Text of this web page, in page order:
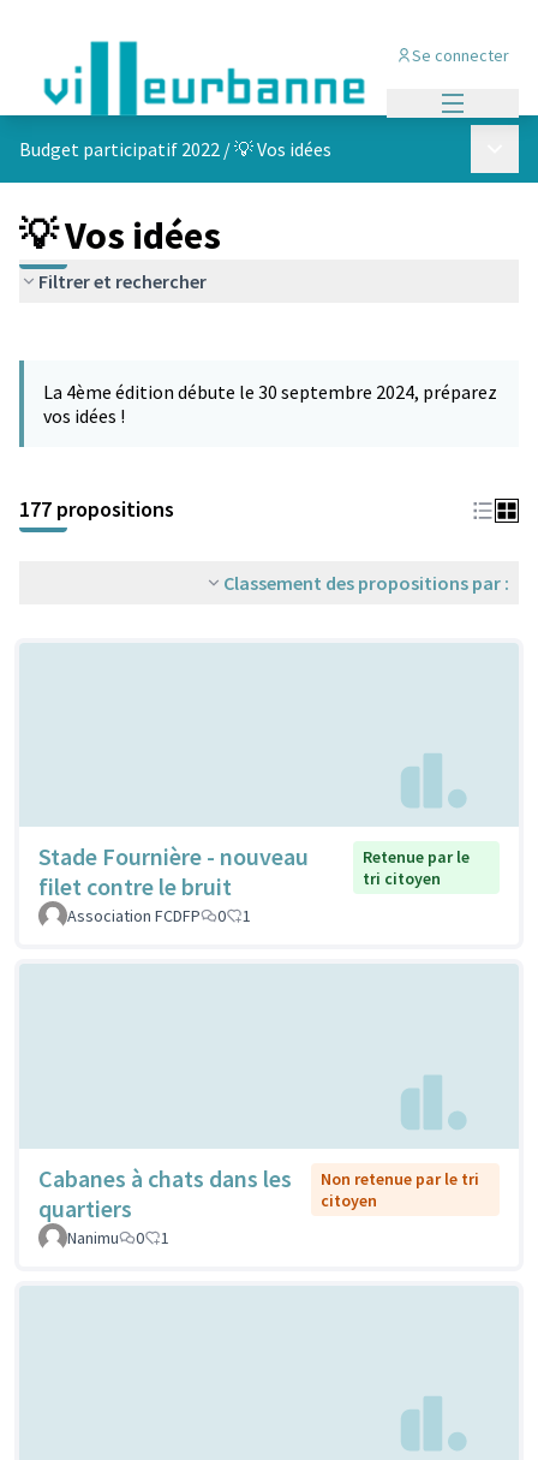
Se connecter
Budget participatif 2022 /💡 Vos idées
💡 Vos idées
Filtrer et rechercher
−
La 4ème édition débute le 30 septembre 2024, préparez
vos idées !
177 propositions
Classement des propositions par :
Stade Fournière - nouveau
filet contre le bruit
Retenue par le
tri citoyen
Association FCDFP
0 1
Cabanes à chats dans les
quartiers
Non retenue par le tri
citoyen
Nanimu
0 1